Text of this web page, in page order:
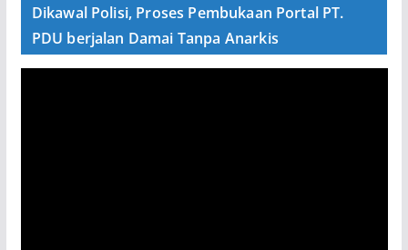
Dikawal Polisi, Proses Pembukaan Portal PT.
PDU berjalan Damai Tanpa Anarkis